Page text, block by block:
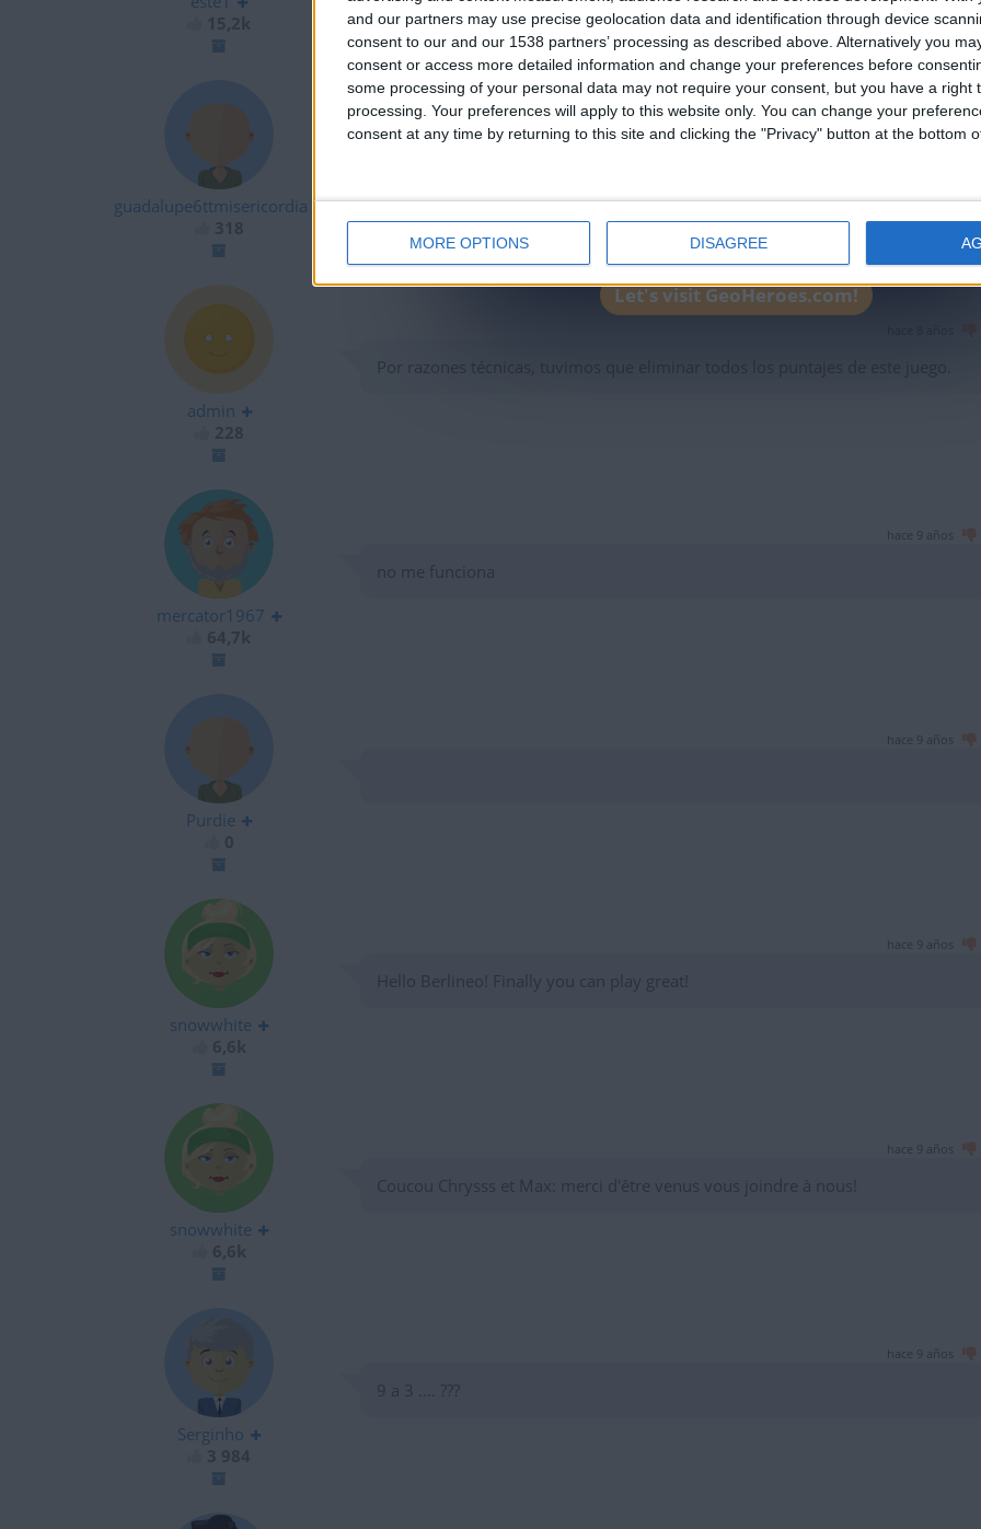
and our partners may use precise geolocation data and identification through device
consent to our and our 1538 partners’ processing as described above. Alternatively you
consent or access more detailed information and change your preferences before
some processing of your personal data may not require your consent, but you have a right
processing. Your preferences will apply to this website only. You can change your
consent at any time by returning to this site and clicking the "Privacy" button at the bottom
MORE OPTIONS DISAGREE
guadalupe6ttmisericordia
hace 8 años
admin
Por razones técnicas, tuvimos que eliminar todos los puntajes de este juego.
mercator1967
hace 9 años
no me funciona
Purdie
hace 9 años
snowwhite
hace 9 años
Hello Berlineo! Finally you can play great!
snowwhite
hace 9 años
Coucou Chrysss et Max: merci d'être venus vous joindre à nous!
Serginho
hace 9 años
9 a 3 .... ???
the firsts to submit your score on our
leaderboards!
Let's visit GeoHeroes.com!